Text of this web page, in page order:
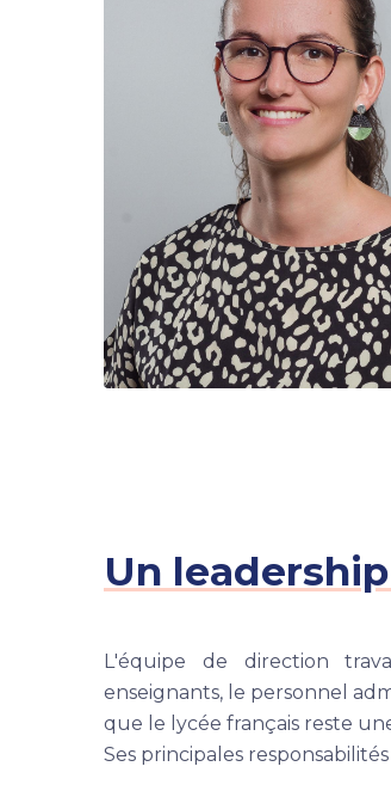
Un
L'équipe de direction
enseignants, le personnel
que le lycée français reste
Ses principales